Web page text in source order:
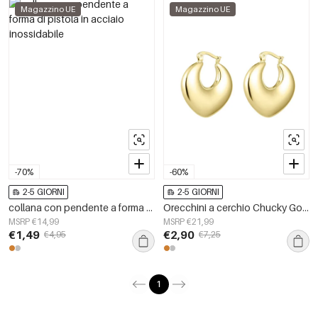
-70%
Magazzino UE
2-5 GIORNI
collana con pendente a forma di pistola in acciaio inossidabile
MSRP €14,99
€1,49 €4,95
-60%
Magazzino UE
2-5 GIORNI
Orecchini a cerchio Chucky Gold Stainless Steel
MSRP €21,99
€2,90 €7,25
1